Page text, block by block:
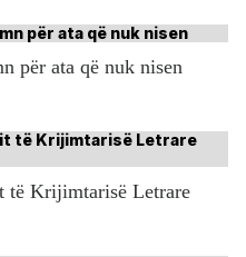
për ata që nuk nisen
të Krijimtarisë Letrare